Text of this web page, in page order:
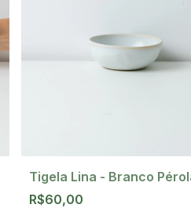
Tigela Lina - Branco
R$60,00